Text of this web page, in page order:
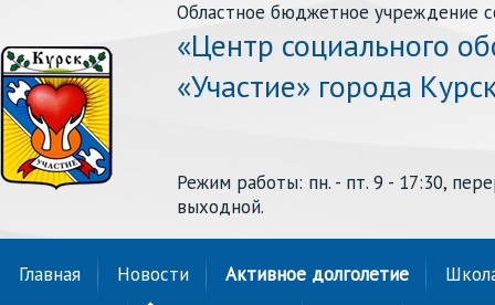
Областное бюджетное учреждение
«Центр социального
«Участие» города
Режим работы: пн. - пт. 9 - 17:30,
выходной.
Главная Новости Активное долголетие